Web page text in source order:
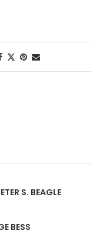
S. BEAGLE
BESS